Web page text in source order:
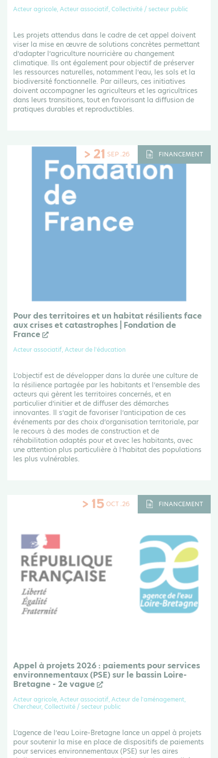
Acteur agricole, Acteur associatif, Collectivité / secteur public
Les projets attendus dans le cadre de cet appel doivent
viser la mise en œuvre de solutions concrètes permettant
d’adapter l’agriculture nourricière au changement
climatique. Ils ont également pour objectif de préserver
les ressources naturelles, notamment l’eau, les sols et la
biodiversité fonctionnelle. Par ailleurs, ces initiatives
doivent accompagner les agriculteurs et les agricultrices
dans leurs transitions, tout en favorisant la diffusion de
pratiques durables et reproductibles.
> 21 SEP .26 FINANCEMENT
Pour des territoires et un habitat résilients face
aux crises et catastrophes | Fondation de
France
Acteur associatif, Acteur de l'éducation
L’objectif est de développer dans la durée une culture de
la résilience partagée par les habitants et l’ensemble des
acteurs qui gèrent les territoires concernés, et en
particulier d’initier et de diffuser des démarches
innovantes. Il s’agit de favoriser l’anticipation de ces
événements par des choix d’organisation territoriale, par
le recours à des modes de construction et de
réhabilitation adaptés pour et avec les habitants, avec
une attention plus particulière à l’habitat des populations
les plus vulnérables.
> 15 OCT .26 FINANCEMENT
Appel à projets 2026 : paiements pour services
environnementaux (PSE) sur le bassin Loire-
Bretagne - 2e vague
Acteur agricole, Acteur associatif, Acteur de l'aménagement,
Chercheur, Collectivité / secteur public
L’agence de l’eau Loire-Bretagne lance un appel à projets
pour soutenir la mise en place de dispositifs de paiements
pour services environnementaux (PSE) sur les aires